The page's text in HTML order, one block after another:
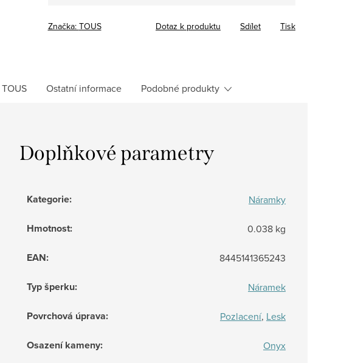
Značka: TOUS Tisk
Dotaz k produktu Sdílet
TOUS Ostatní informace Podobné produkty
Doplňkové parametry
Kategorie: Náramky
Hmotnost: 0.038 kg
EAN: 8445141365243
Typ šperku: Náramek
Povrchová úprava: Pozlacení, Lesk
Osazení kameny: Onyx